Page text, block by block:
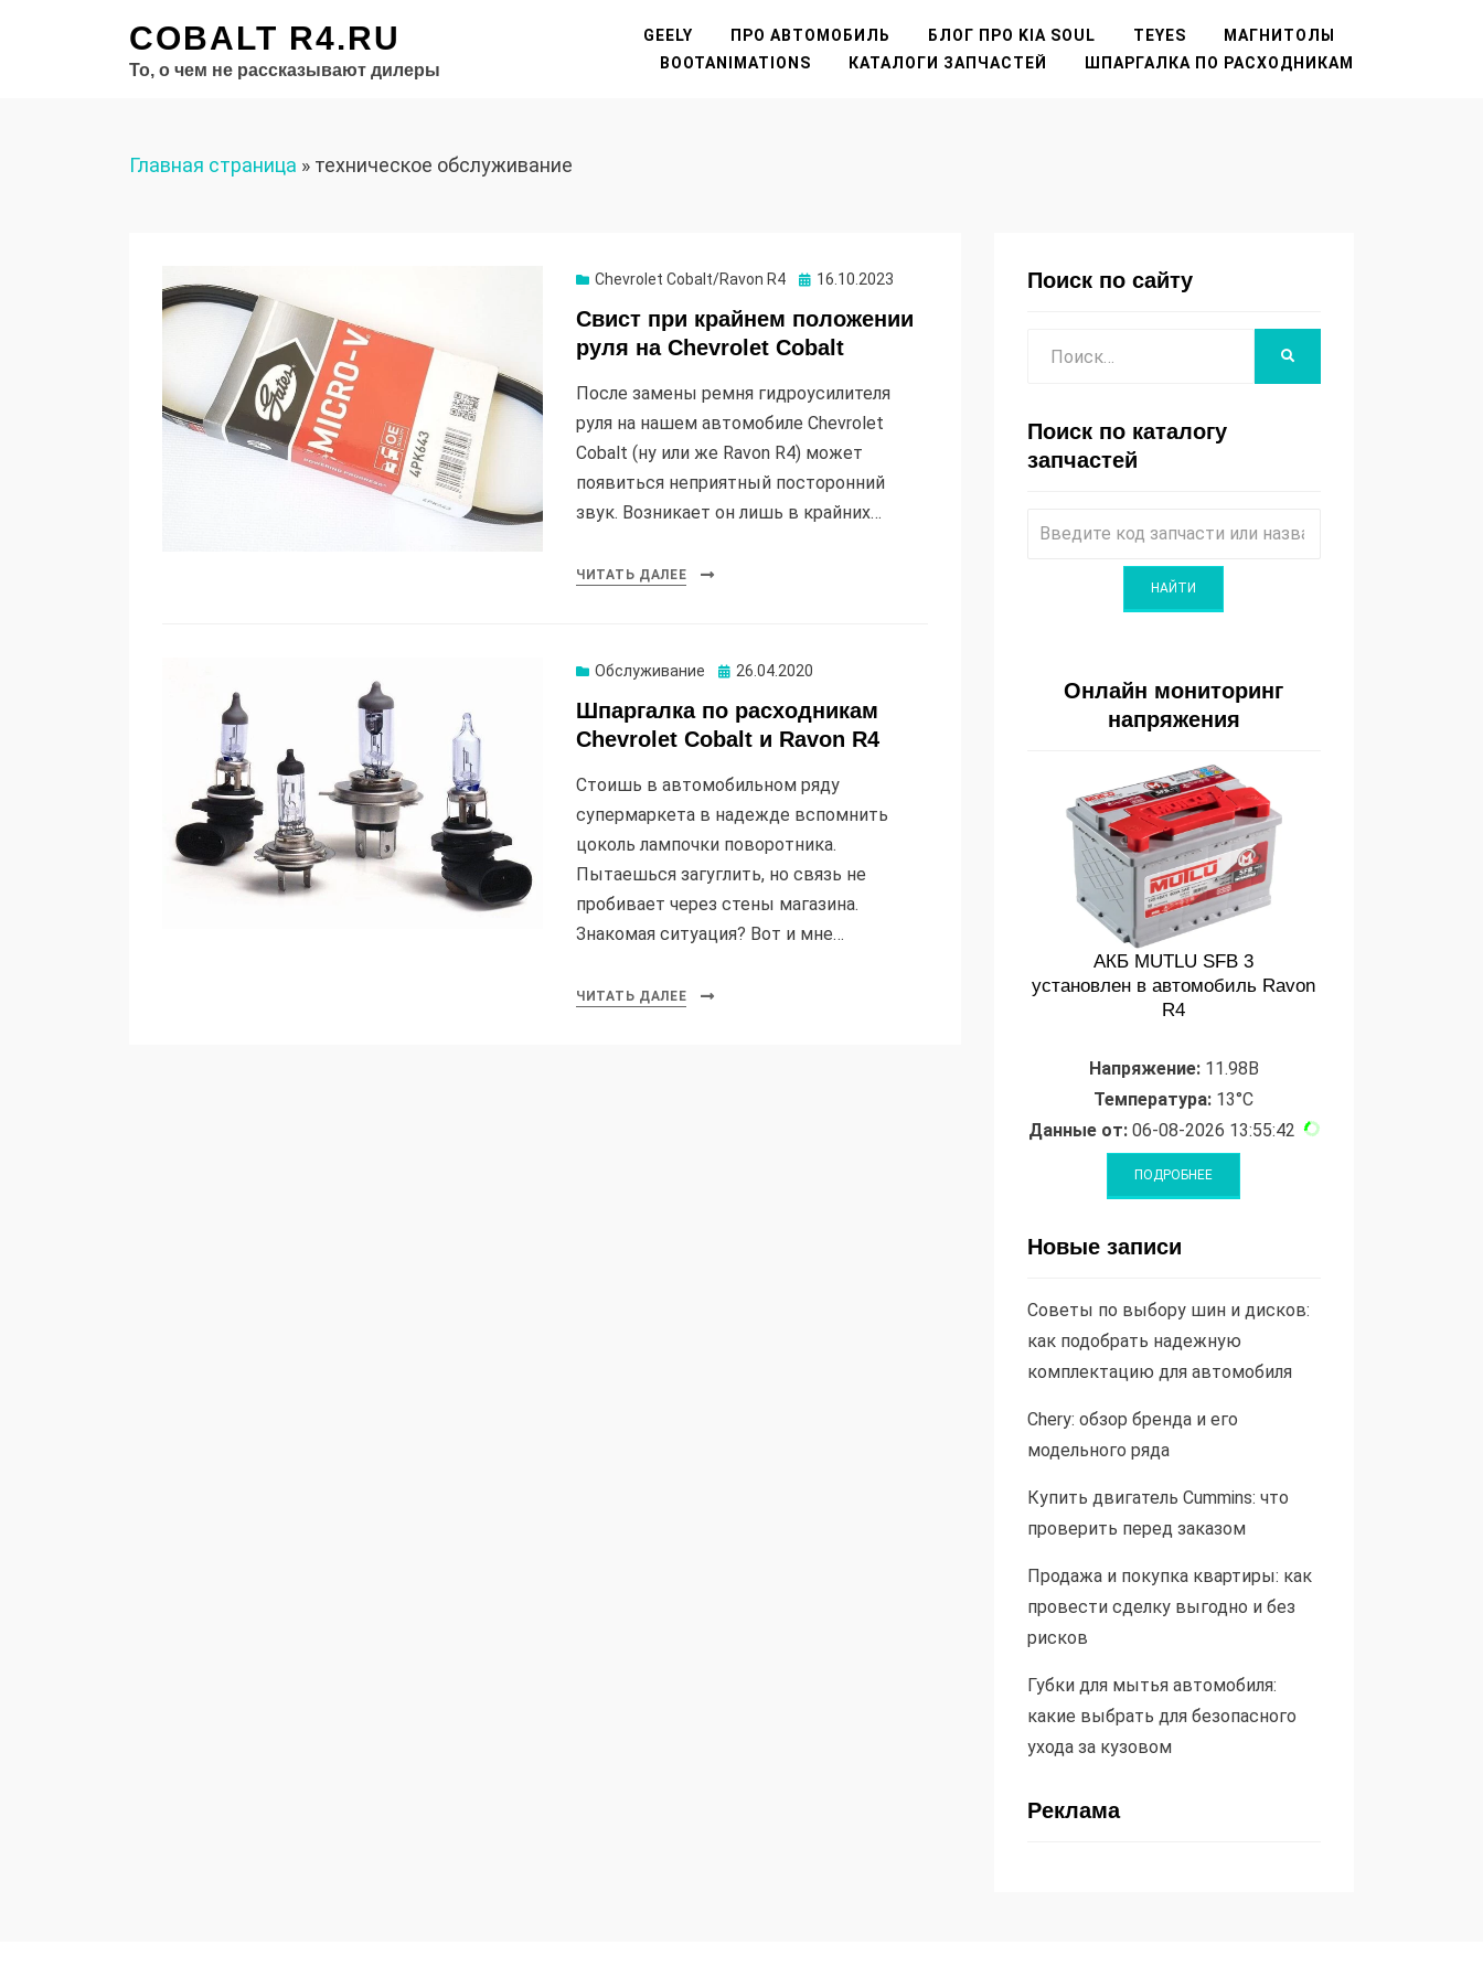
COBALT R4.RU
То, о чем не рассказывают дилеры
GEELY ПРО АВТОМОБИЛЬ БЛОГ ПРО KIA SOUL TEYES
МАГНИТОЛЫ
BOOTANIMATIONS
КАТАЛОГИ ЗАПЧАСТЕЙ ШПАРГАЛКА ПО РАСХОДНИКАМ
Главная страница » техническое обслуживание
Chevrolet Cobalt/Ravon R4 Опубликовано
16.10.2023
Свист при крайнем положении
руля на Chevrolet Cobalt
После замены ремня гидроусилителя
руля на нашем автомобиле Chevrolet
Cobalt (ну или же Ravon R4) может
появиться неприятный посторонний
звук. Возникает он лишь в крайних…
ЧИТАТЬ ДАЛЕЕ
Обслуживание Опубликовано
26.04.2020
Шпаргалка по расходникам
Chevrolet Cobalt и Ravon R4
Стоишь в автомобильном ряду
супермаркета в надежде вспомнить
цоколь лампочки поворотника.
Пытаешься загуглить, но связь не
пробивает через стены магазина.
Знакомая ситуация? Вот и мне…
ЧИТАТЬ ДАЛЕЕ
Поиск по сайту
Поиск по каталогу
запчастей
Онлайн мониторинг
напряжения
АКБ MUTLU SFB 3
установлен в автомобиль Ravon
R4
Напряжение:11.98В
Температура: 13°C
Данные от:06-08-2026 13:55:42
Новые записи
Советы по выбору шин и дисков:
как подобрать надежную
комплектацию для автомобиля
Chery: обзор бренда и его
модельного ряда
Купить двигатель Cummins: что
проверить перед заказом
Продажа и покупка квартиры: как
провести сделку выгодно и без
рисков
Губки для мытья автомобиля:
какие выбрать для безопасного
ухода за кузовом
Реклама